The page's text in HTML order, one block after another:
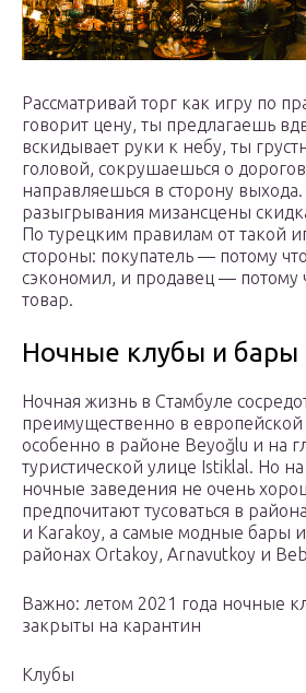
Рассматривай торг как игру по
говорит цену, ты предлагаешь
вскидывает руки к небу, ты
головой, сокрушаешься о
направляешься в сторону
разыгрывания мизансцены
По турецким правилам от такой
стороны: покупатель — потому
сэкономил, и продавец — потому
товар.
Ночные клубы и бары
Ночная жизнь в Стамбуле
преимущественно в европейской
особенно в районе Beyoğlu и на
туристической улице Іstiklal. Но
ночные заведения не очень
предпочитают тусоваться в
и Karakoy, а самые модные бары и
районах Ortakoy, Arnavutkoy и
Важно: летом 2021 года ночные
закрыты на карантин
Клубы